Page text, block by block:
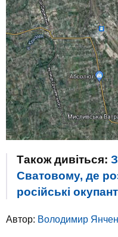
Також дивіться:
Сватовому, де
російські
Автор: Володимир